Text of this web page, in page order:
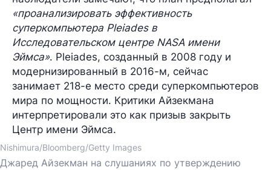
«проанализировать эффективность
суперкомпьютера Pleiades в
Исследовательском центре NASA имени
Эймса». Pleiades, созданный в 2008 году и
модернизированный в 2016-м, сейчас
занимает 218-е место среди суперкомпьютеров
мира по мощности. Критики Айзекмана
интерпретировали это как призыв закрыть
Центр имени Эймса.
Nishimura/Bloomberg/Getty Images
Джаред Айзекман на слушаниях по утверждению